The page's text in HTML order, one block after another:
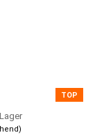
TOP